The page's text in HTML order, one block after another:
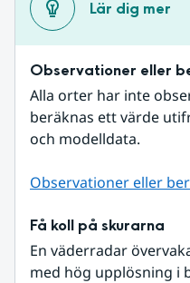
Lär dig mer
Observationer eller
Alla orter har inte
beräknas ett värde
och modelldata.
Observationer eller
Få koll på skurarna
En väderradar
med hög upplösning i